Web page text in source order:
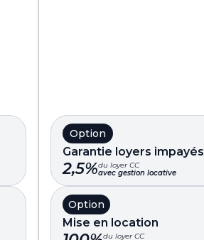
Option
Garantie loyers impayés
2,5%du loyer CC
avec gestion locative
Option
Mise en location
du loyer CC